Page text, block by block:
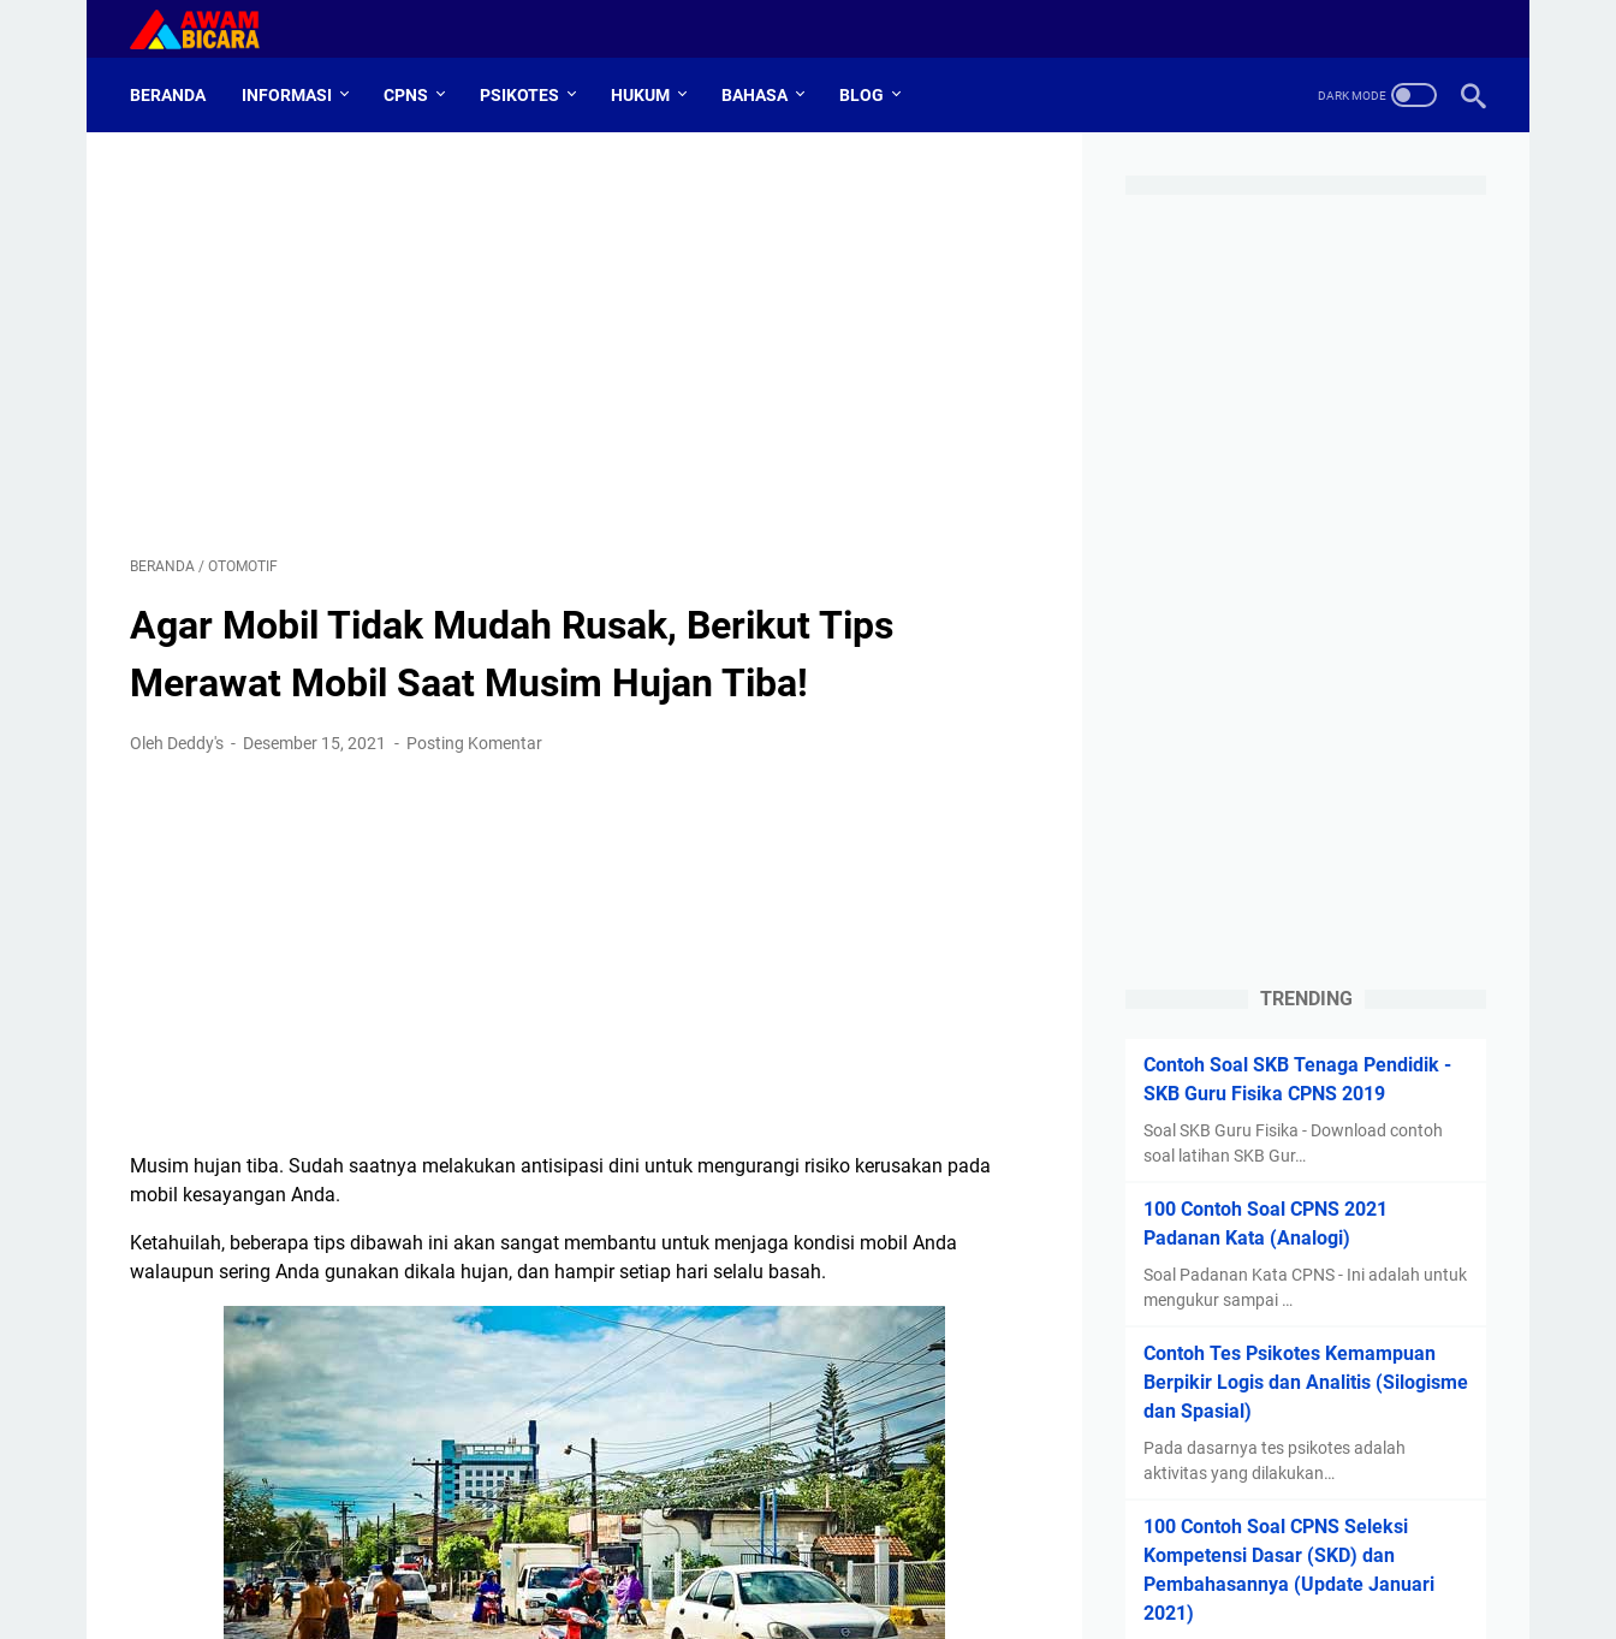
BERANDA INFORMASI CPNS PSIKOTES HUKUM BAHASA BLOG
BERANDA / OTOMOTIF
Agar Mobil Tidak Mudah Rusak, Berikut Tips
Merawat Mobil Saat Musim Hujan Tiba!
Oleh Deddy's Desember 15, 2021 Posting Komentar
Musim hujan tiba. Sudah saatnya melakukan antisipasi dini untuk mengurangi risiko kerusakan pada
mobil kesayangan Anda.
Ketahuilah, beberapa tips dibawah ini akan sangat membantu untuk menjaga kondisi mobil Anda
walaupun sering Anda gunakan dikala hujan, dan hampir setiap hari selalu basah.
TRENDING
Contoh Soal SKB Tenaga Pendidik -
SKB Guru Fisika CPNS 2019
Soal SKB Guru Fisika - Download contoh
soal latihan SKB Gur…
100 Contoh Soal CPNS 2021
Padanan Kata (Analogi)
Soal Padanan Kata CPNS - Ini adalah untuk
mengukur sampai …
Contoh Tes Psikotes Kemampuan
Berpikir Logis dan Analitis (Silogisme
dan Spasial)
Pada dasarnya tes psikotes adalah
aktivitas yang dilakukan…
100 Contoh Soal CPNS Seleksi
Kompetensi Dasar (SKD) dan
Pembahasannya (Update Januari
2021)